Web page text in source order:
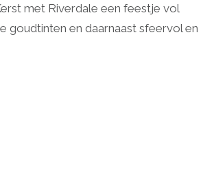
met Riverdale een feestje vol
goudtinten en daarnaast sfeervol en